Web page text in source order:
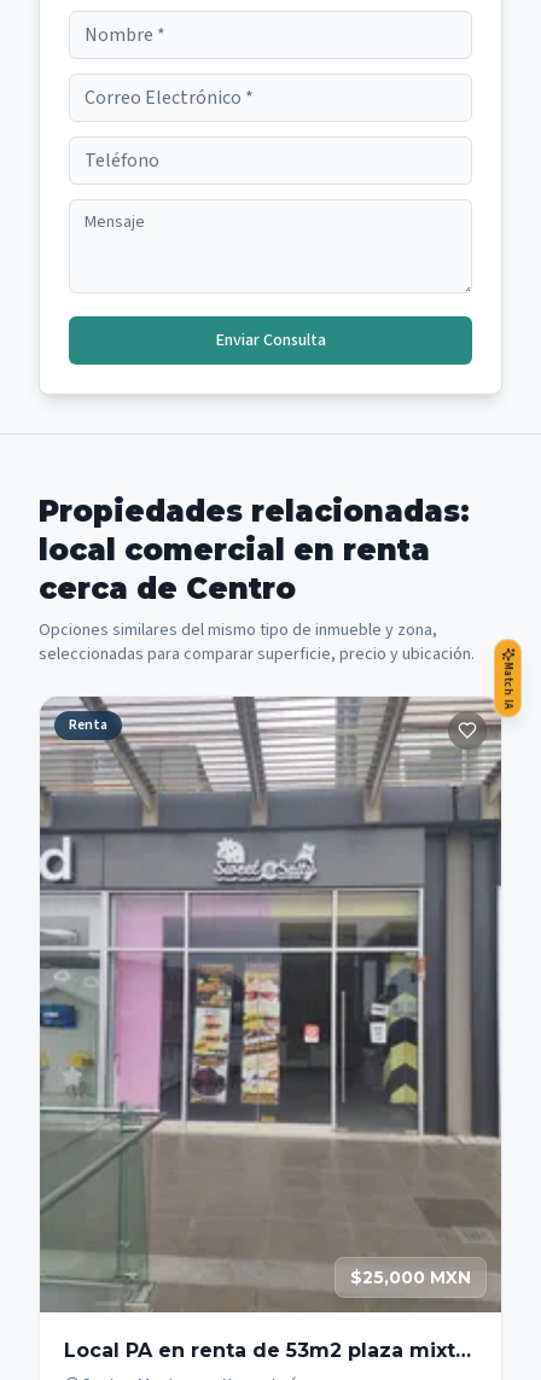
Match IA
Enviar Consulta
Propiedades relacionadas:
local comercial en renta
cerca de Centro
Opciones similares del mismo tipo de inmueble y zona,
seleccionadas para comparar superficie, precio y ubicación.
Renta
$25,000 MXN
Local PA en renta de 53m2 plaza mixta